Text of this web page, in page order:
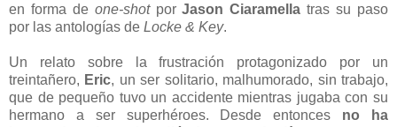
en forma de one-shotporJason Ciaramella tras su paso
por las antologías de Locke & Key.
Un relato sobre la frustración protagonizado por un
treintañero, Eric, un ser solitario, malhumorado, sin trabajo,
que de pequeño tuvo un accidente mientras jugaba con su
hermano a ser superhéroes. Desde entonces no ha